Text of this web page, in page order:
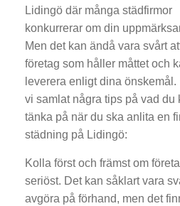
Lidingö där många städfirmor
konkurrerar om din
Men det kan ändå vara svårt
företag som håller måttet och
leverera enligt dina önskemål.
vi samlat några tips på vad du
tänka på när du ska anlita en
städning på Lidingö:
Kolla först och främst om
seriöst. Det kan såklart vara
avgöra på förhand, men det